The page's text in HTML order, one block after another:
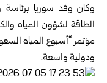
وكان وفد سوريا برئاسة
الطاقة لشؤون المياه
مؤتمر “أسبوع المياه
‏ودولية واسعة‎.‎